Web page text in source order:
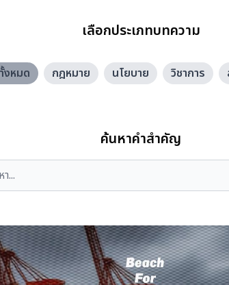
เลือกประเภทบทความ
งหมด กฎหมาย นโยบาย วิชาการ
ค้นหาคำสำคัญ